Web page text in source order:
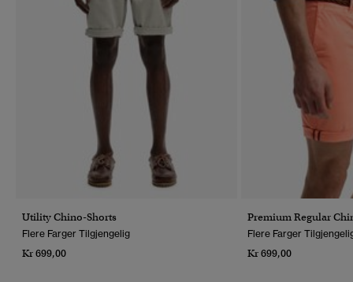
Utility Chino-Shorts
Flere Farger Tilgjengelig
Kr 699,00
Premium Regular
Flere Farger
Kr 699,00